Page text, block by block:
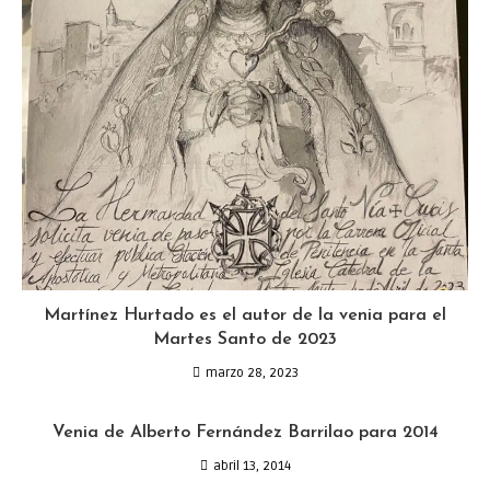
Martínez Hurtado es el autor de la venia para el
Martes Santo de 2023
marzo 28, 2023
Venia de Alberto Fernández Barrilao para 2014
abril 13, 2014